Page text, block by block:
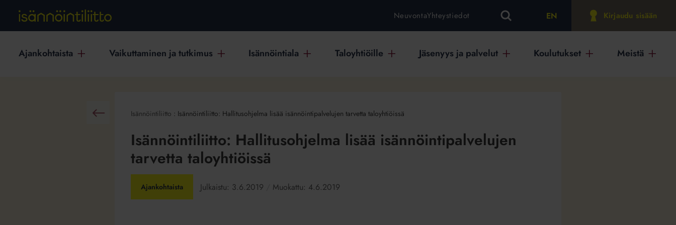
NeuvontaYhteystiedot EN Kirjaudu sisään
Ajankohtaista Vaikuttaminen ja tutkimus Isännöintiala Taloyhtiöille Jäsenyys ja palvelut Koulutukset Meistä
Takaisin Isännöintiliitto : Isännöintiliitto: Hallitusohjelma lisää isännöintipalvelujen tarvetta taloyhtiöissä
Isännöintiliitto: Hallitusohjelma lisää isännöintipalvelujen
tarvetta taloyhtiöissä
Ajankohtaista Julkaistu: 3.6.2019 Muokattu: 4.6.2019